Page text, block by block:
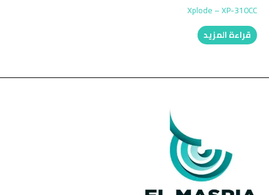
Xplode – XP-310CC
قراءة المزيد